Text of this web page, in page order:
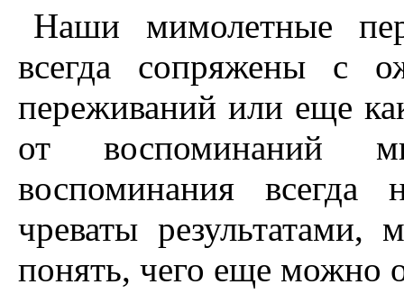
Hаши мимолетные
всегда сопряжены с
переживаний или еще
от воспоминаний
воспоминания
чреваты
понять, чего еще можно